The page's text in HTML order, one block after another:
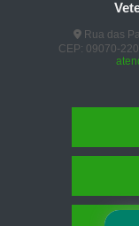
Rua das
CEP: 09070-220